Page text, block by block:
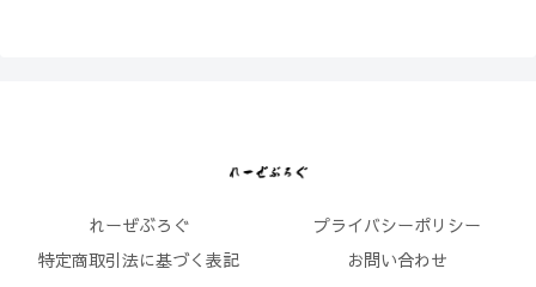
れーぜぶろぐ
プライバシーポリシー
特定商取引法に基づく表記
お問い合わせ